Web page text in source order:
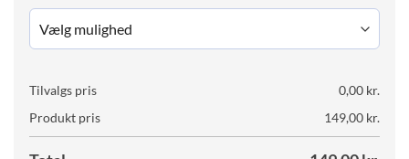
Tilvalgs pris 0,00 kr.
Produkt pris
149,00 kr.